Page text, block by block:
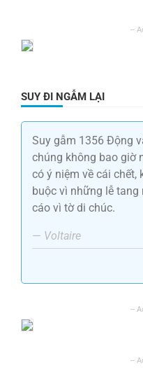
SUY ĐI NGẪM LẠI
Suy gẫm 1356 Động
chúng không bao giờ
có ý niệm về cái chết,
buộc vì những lễ tang
cáo vì tờ di chúc.
— Voltaire